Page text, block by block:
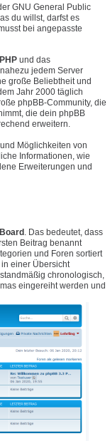
GNU General Public
du willst, darfst es
bei angepasste
PHP und das
jedem Server
große Beliebtheit und
Jahr 2000 täglich
phpBB-Community, die
die dein phpBB
erweitern.
Möglichkeiten von
Informationen, wie
Erweiterungen und
. Das bedeutet, dass
Beitrag benannt
und Foren sortiert
einer Übersicht
chronologisch,
eingereiht werden und